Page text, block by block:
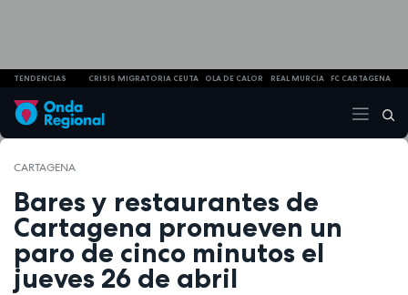
TENDENCIAS CRISIS MIGRATORIA CEUTA OLA DE CALOR REAL MURCIA FC CARTAGENA
CARTAGENA
Bares y restaurantes de
Cartagena promueven un
paro de cinco minutos el
jueves 26 de abril